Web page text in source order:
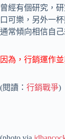
曾經有個研究，
口可樂，另外一
通常傾向相信自
因為，行銷運作
(閱讀： 行銷戰爭)